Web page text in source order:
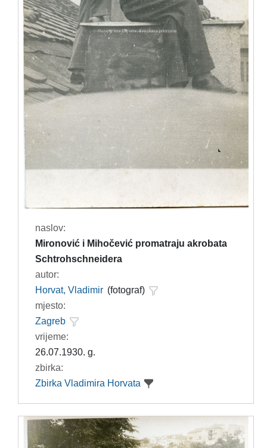
naslov:
Mironović i Mihočević promatraju akrobata
Schtrohschneidera
autor:
Horvat, Vladimir (fotograf)
mjesto:
Zagreb
vrijeme:
26.07.1930. g.
zbirka:
Zbirka Vladimira Horvata